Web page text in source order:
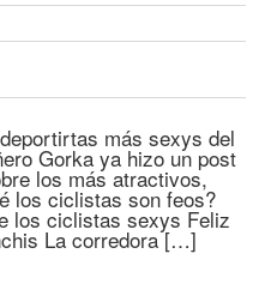
más sexys del
Gorka ya hizo un post
los más atractivos,
los ciclistas son feos?
los ciclistas sexys Feliz
La corredora […]